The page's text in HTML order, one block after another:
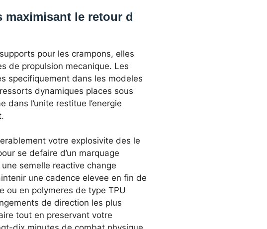
maximisant le retour d
pour les crampons, elles
de propulsion mecanique. Les
specifiquement dans les modeles
dynamiques places sous
dans l’unite restitue l’energie
votre explosivite des le
se defaire d’un marquage
semelle reactive change
une cadence elevee en fin de
ou en polymeres de type TPU
de direction les plus
tout en preservant votre